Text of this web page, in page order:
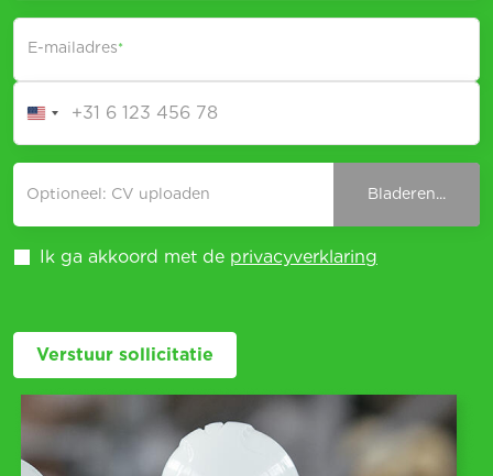
E-mailadres*
Optioneel: CV uploaden Bladeren...
Ik ga akkoord met de privacyverklaring
Verstuur sollicitatie